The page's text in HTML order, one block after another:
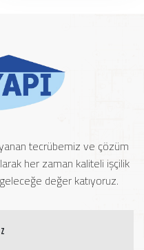
tecrübemiz ve çözüm
her zaman kaliteli işçilik
değer katıyoruz.